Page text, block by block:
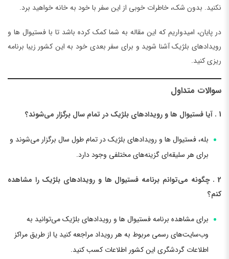
نکنید. بدون شک، خاطرات خوبی از این سفر با خود به خانه خواهید برد.
در پایان، امیدواریم که این مقاله به شما کمک کرده باشد تا با فستیوال ها و
رویدادهای بلژیک آشنا شوید و برای سفر بعدی خود به این کشور زیبا برنامه
ریزی کنید.
سوالات متداول
1 . آیا فستیوال ها و رویدادهای بلژیک در تمام سال برگزار می‌شوند؟
بله، فستیوال ها و رویدادهای بلژیک در تمام طول سال برگزار می‌شوند و
برای هر سلیقه‌ای گزینه‌های مختلفی وجود دارد.
2 . چگونه می‌توانم برنامه فستیوال ها و رویدادهای بلژیک را مشاهده
کنم؟
برای مشاهده برنامه فستیوال ها و رویدادهای بلژیک می‌توانید به
وب‌سایت‌های رسمی مربوط به هر رویداد مراجعه کنید یا از طریق مراکز
اطلاعات گردشگری این کشور اطلاعات کسب کنید.